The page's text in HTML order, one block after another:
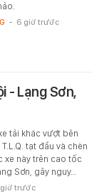
- 6 giờ trước
- Lạng Sơn,
tải khác vượt bên
tạt đầu và chèn
xe này trên cao tốc
Sơn, gây nguy…
trước